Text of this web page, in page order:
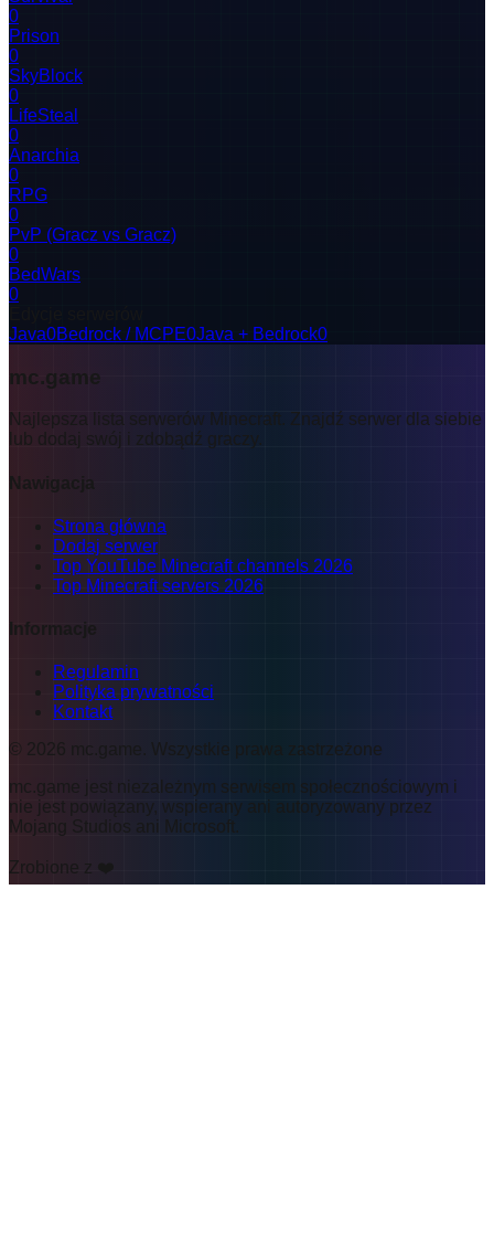
0
Prison
0
SkyBlock
0
LifeSteal
0
Anarchia
0
RPG
0
PvP (Gracz vs Gracz)
0
BedWars
0
Java0Bedrock / MCPE0Java + Bedrock0
mc.game
Najlepsza lista serwerów Minecraft. Znajdź serwer dla siebie
lub dodaj swój i zdobądź graczy.
Nawigacja
Strona główna
Dodaj serwer
Top YouTube Minecraft channels 2026
Top Minecraft servers 2026
Informacje
Regulamin
Polityka prywatności
Kontakt
© 2026 mc.game
Wszystkie prawa zastrzeżone
mc.game jest niezależnym serwisem społecznościowym i
nie jest powiązany, wspierany ani autoryzowany przez
Mojang Studios ani Microsoft.
Zrobione z ❤️